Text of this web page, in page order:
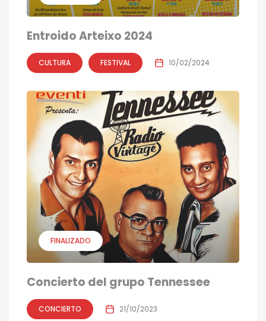
Entroido Arteixo 2024
CULTURA FESTIVAL 10/02/2024
FINALIZADO
Concierto del grupo Tennessee
CONCIERTO 21/10/2023